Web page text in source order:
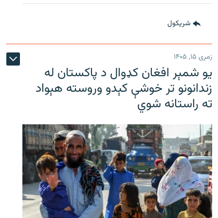
شريکول
زمری ۱۵, ۱۴۰۵
یو شمېر افغان کډوال د پاکستان له
زندانونو تر خوشې کېدو وروسته هېواد
ته راستانه شوي